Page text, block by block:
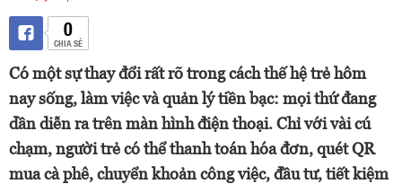
0
CHIA SẺ
Có một sự thay đổi rất rõ trong cách thế hệ trẻ hôm
nay sống, làm việc và quản lý tiền bạc: mọi thứ đang
dần diễn ra trên màn hình điện thoại. Chỉ với vài cú
chạm, người trẻ có thể thanh toán hóa đơn, quét QR
mua cà phê, chuyển khoản công việc, đầu tư, tiết kiệm